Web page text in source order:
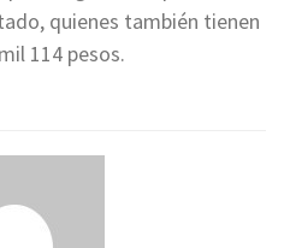
quienes también tienen
114 pesos.